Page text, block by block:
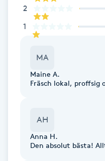
Brynplockning
Coachning
Color correction
2
1
MA
Maine A.
Fräsch lokal, proffsig
AH
Anna H.
Den absolut bästa!